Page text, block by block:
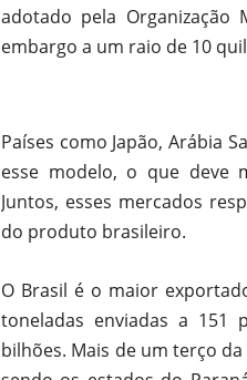
adotado pela Organização
embargo a um raio de 10
Países como Japão, Arábia
esse modelo, o que deve
Juntos, esses mercados
do produto brasileiro.
O Brasil é o maior
toneladas enviadas a 151
bilhões. Mais de um terço